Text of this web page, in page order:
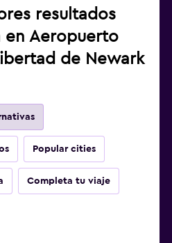
resultados
en Aeropuerto
de Newark
Popular cities
Completa tu viaje